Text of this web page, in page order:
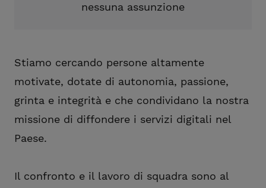
nessuna assunzione
Stiamo cercando persone altamente
motivate, dotate di autonomia, passione,
grinta e integrità e che condividano la nostra
missione di diffondere i servizi digitali nel
Paese.
Il confronto e il lavoro di squadra sono al